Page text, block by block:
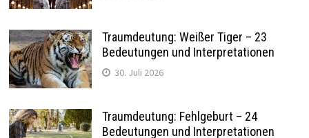
Traumdeutung: Weißer Tiger – 23
Bedeutungen und Interpretationen
30. Juli 2026
Traumdeutung: Fehlgeburt – 24
Bedeutungen und Interpretationen